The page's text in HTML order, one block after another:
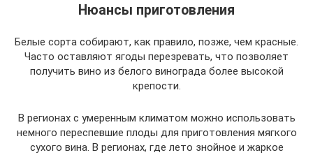
Нюансы приготовления
Белые сорта собирают, как правило, позже, чем красные.
Часто оставляют ягоды перезревать, что позволяет
получить вино из белого винограда более высокой
крепости.
В регионах с умеренным климатом можно использовать
немного переспевшие плоды для приготовления мягкого
сухого вина. В регионах, где лето знойное и жаркое